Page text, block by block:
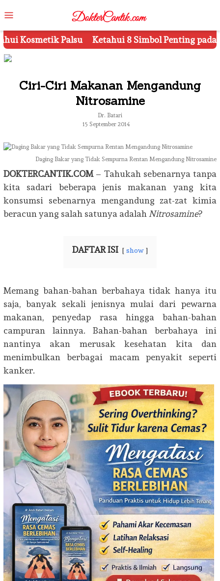
to
contentMenu
8 Simbol Penting pada Kemasan Produk
Ciri-Ciri Makanan Mengandung
Nitrosamine
Dr. Batari
15 September 2014
Daging Bakar yang Tidak Sempurna Rentan Mengandung Nitrosamine
DOKTERCANTIK.COM– Tahukah sebenarnya tanpa
kita sadari beberapa jenis makanan yang kita
konsumsi sebenarnya mengandung zat-zat kimia
beracun yang salah satunya adalah Nitrosamine?
DAFTAR ISI show
Memang bahan-bahan berbahaya tidak hanya itu
saja, banyak sekali jenisnya mulai dari pewarna
makanan, penyedap rasa hingga bahan-bahan
campuran lainnya. Bahan-bahan berbahaya ini
nantinya akan merusak kesehatan kita dan
menimbulkan berbagai macam penyakit seperti
kanker.